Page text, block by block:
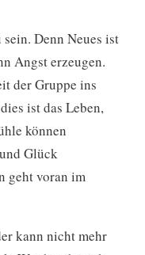
Denn Neues ist
Angst erzeugen.
der Gruppe ins
ist das Leben,
können
Glück
geht voran im
kann nicht mehr